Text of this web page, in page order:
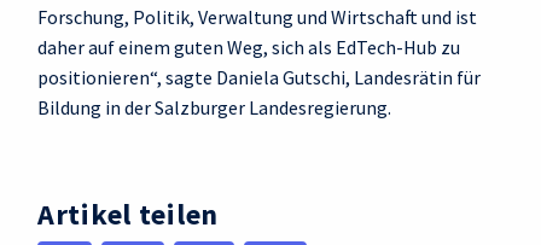
Forschung, Politik, Verwaltung und Wirtschaft und ist
daher auf einem guten Weg, sich als EdTech-Hub zu
positionieren“, sagte Daniela Gutschi, Landesrätin für
Bildung in der Salzburger Landesregierung.
Artikel teilen